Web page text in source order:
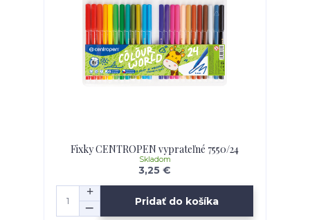
Fixky CENTROPEN vyprateľné 7550/24
3,25 €
Skladom
Pridať do košíka